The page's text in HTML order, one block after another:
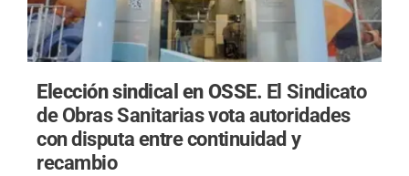
Elección sindical en OSSE. El Sindicato
de Obras Sanitarias vota autoridades
con disputa entre continuidad y
recambio